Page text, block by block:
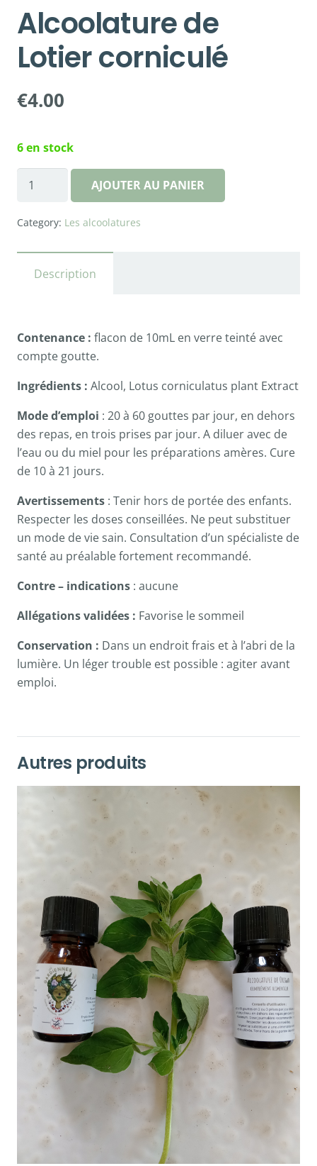
Alcoolature de
Lotier corniculé
€4.00
6 en stock
quantité
Lotier
corniculé
AJOUTER AU PANIER
Category: Les alcoolatures
Description
Contenance : flacon de 10mL en verre teinté avec
compte goutte.
Ingrédients : Alcool, Lotus corniculatus plant Extract
Mode d’emploi : 20 à 60 gouttes par jour, en dehors
des repas, en trois prises par jour. A diluer avec de
l’eau ou du miel pour les préparations amères. Cure
de 10 à 21 jours.
Avertissements : Tenir hors de portée des enfants.
Respecter les doses conseillées. Ne peut substituer
un mode de vie sain. Consultation d’un spécialiste de
santé au préalable fortement recommandé.
Contre – indications : aucune
Allégations validées : Favorise le sommeil
Conservation : Dans un endroit frais et à l’abri de la
lumière. Un léger trouble est possible : agiter avant
emploi.
Autres produits